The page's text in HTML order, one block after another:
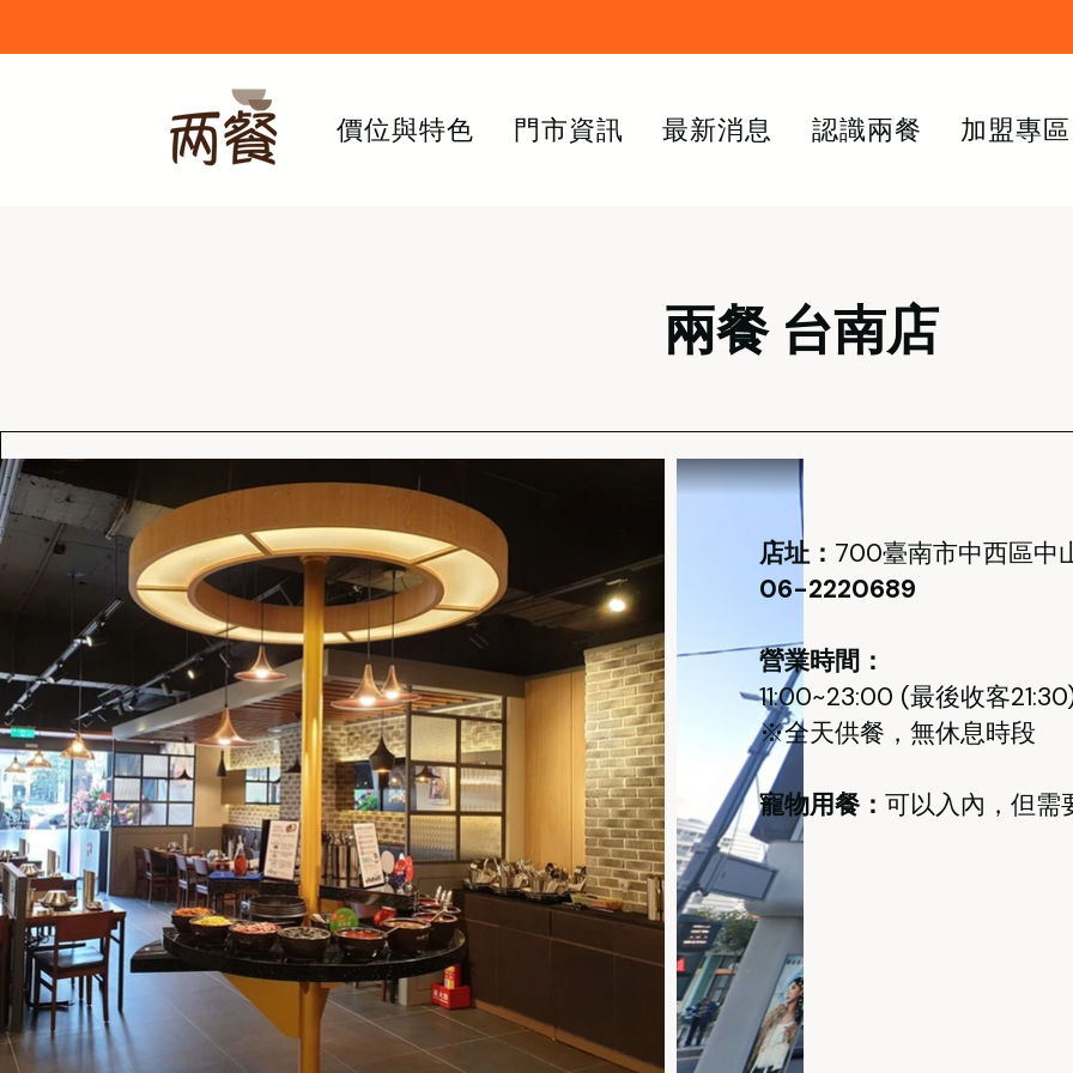
價位與特色 門市資訊 最新消息 認識兩餐 加盟專區
​兩餐 台南店
店址： 700臺南市中西區中
​06-2220689
營業時間：
11:00~23:00 (最後收客
※全天供餐，無休息時段
寵物用餐： 可以入內，但需